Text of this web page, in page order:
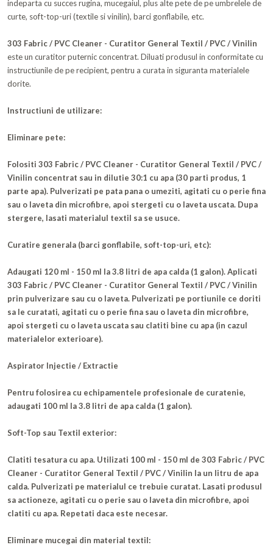
indeparta cu succes rugina, mucegaiul, plus alte pete de pe umbrelele de
curte, soft-top-uri (textile si vinilin), barci gonflabile, etc.
303 Fabric / PVC Cleaner - Curatitor General Textil / PVC / Vinilin
este un curatitor puternic concentrat. Diluati produsul in conformitate cu
instructiunile de pe recipient, pentru a curata in siguranta materialele
dorite.
Instructiuni de utilizare:
Eliminare pete:
Folositi 303 Fabric / PVC Cleaner - Curatitor General Textil / PVC /
Vinilin concentrat sau in dilutie 30:1 cu apa (30 parti produs, 1
parte apa). Pulverizati pe pata pana o umeziti, agitati cu o perie fina
sau o laveta din microfibre, apoi stergeti cu o laveta uscata. Dupa
stergere, lasati materialul textil sa se usuce.
Curatire generala (barci gonflabile, soft-top-uri, etc):
Adaugati 120 ml - 150 ml la 3.8 litri de apa calda (1 galon). Aplicati
303 Fabric / PVC Cleaner - Curatitor General Textil / PVC / Vinilin
prin pulverizare sau cu o laveta. Pulverizati pe portiunile ce doriti
sa le curatati, agitati cu o perie fina sau o laveta din microfibre,
apoi stergeti cu o laveta uscata sau clatiti bine cu apa (in cazul
materialelor exterioare).
Aspirator Injectie / Extractie
Pentru folosirea cu echipamentele profesionale de curatenie,
adaugati 100 ml la 3.8 litri de apa calda (1 galon).
Soft-Top sau Textil exterior:
Clatiti tesatura cu apa. Utilizati 100 ml - 150 ml de 303 Fabric / PVC
Cleaner - Curatitor General Textil / PVC / Vinilin la un litru de apa
calda. Pulverizati pe materialul ce trebuie curatat. Lasati produsul
sa actioneze, agitati cu o perie sau o laveta din microfibre, apoi
clatiti cu apa. Repetati daca este necesar.
Eliminare mucegai din material textil: